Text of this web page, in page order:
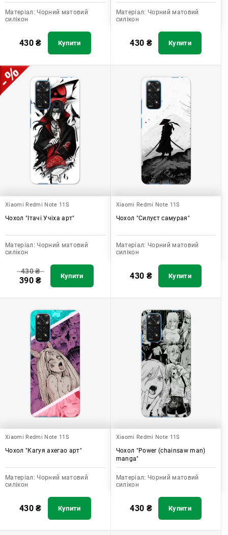
Матеріал: Чорний матовий
силікон
430₴ Купити
Матеріал: Чорний матовий
силікон
430 ₴ Купити
Xiaomi Redmi Note 11S
Чохол "Ітачі Учіха арт"
Матеріал: Чорний матовий
силікон
430₴
390₴ Купити
Xiaomi Redmi Note 11S
Чохол "Силуєт самурая"
Матеріал: Чорний матовий
силікон
430 ₴ Купити
Xiaomi Redmi Note 11S
Чохол "Кагуя ахегао арт"
Матеріал: Чорний матовий
силікон
430₴ Купити
Xiaomi Redmi Note 11S
Чохол "Power (chainsaw man)
manga"
Матеріал: Чорний матовий
силікон
430 ₴ Купити